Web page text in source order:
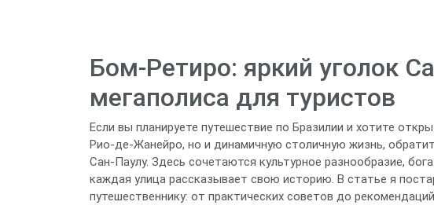
Бом‑Ретиро: яркий уголок
мегаполиса для туристов
Если вы планируете путешествие по Бразилии и хотите
Рио‑де‑Жанейро, но и динамичную столичную жизнь,
Сан‑Паулу. Здесь сочетаются культурное разнообразие,
каждая улица рассказывает свою историю. В статье я
путешественнику: от практических советов до